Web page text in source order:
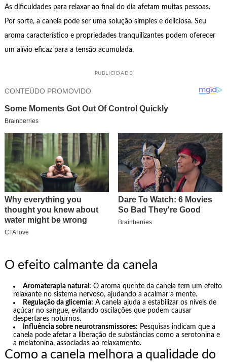
As dificuldades para relaxar ao final do dia afetam muitas pessoas.
Por sorte, a canela pode ser uma solução simples e deliciosa. Seu
aroma característico e propriedades tranquilizantes podem oferecer
um alívio eficaz para a tensão acumulada.
PUBLICIDADE
O efeito calmante da canela
Aromaterapia natural: O aroma quente da canela tem um efeito
relaxante no sistema nervoso, ajudando a acalmar a mente.
Regulação da glicemia: A canela ajuda a estabilizar os níveis de
açúcar no sangue, evitando oscilações que podem causar
despertares noturnos.
Influência sobre neurotransmissores: Pesquisas indicam que a
canela pode afetar a liberação de substâncias como a serotonina e
a melatonina, associadas ao relaxamento.
Como a canela melhora a qualidade do